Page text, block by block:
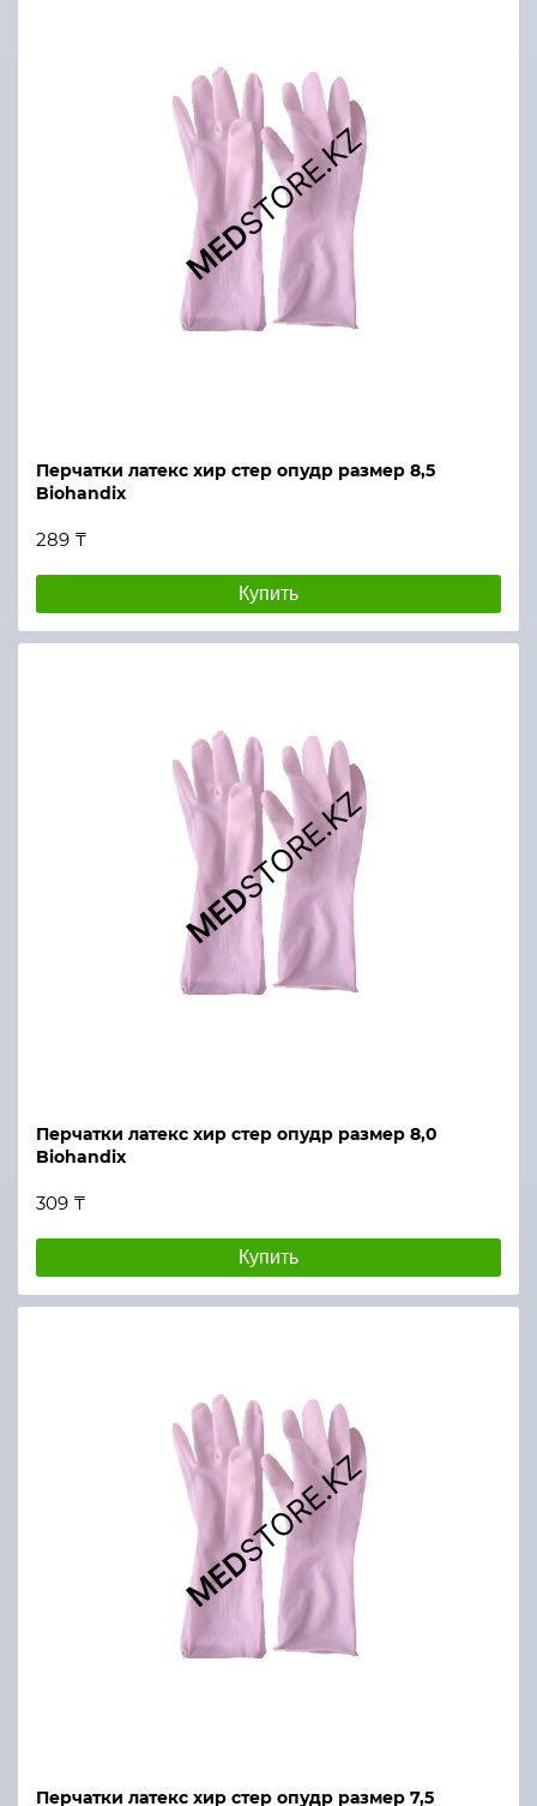
Перчатки латекс хир стер опудр размер 8,5
Biohandix
289 ₸
Купить
Перчатки латекс хир стер опудр размер 8,0
Biohandix
309 ₸
Купить
Перчатки латекс хир стер опудр размер 7,5